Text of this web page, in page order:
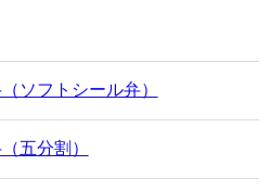
ソフトシール弁）
五分割）